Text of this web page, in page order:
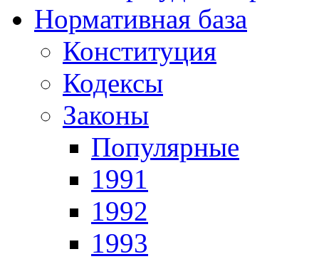
Нормативная база
Конституция
Кодексы
Законы
Популярные
1991
1992
1993